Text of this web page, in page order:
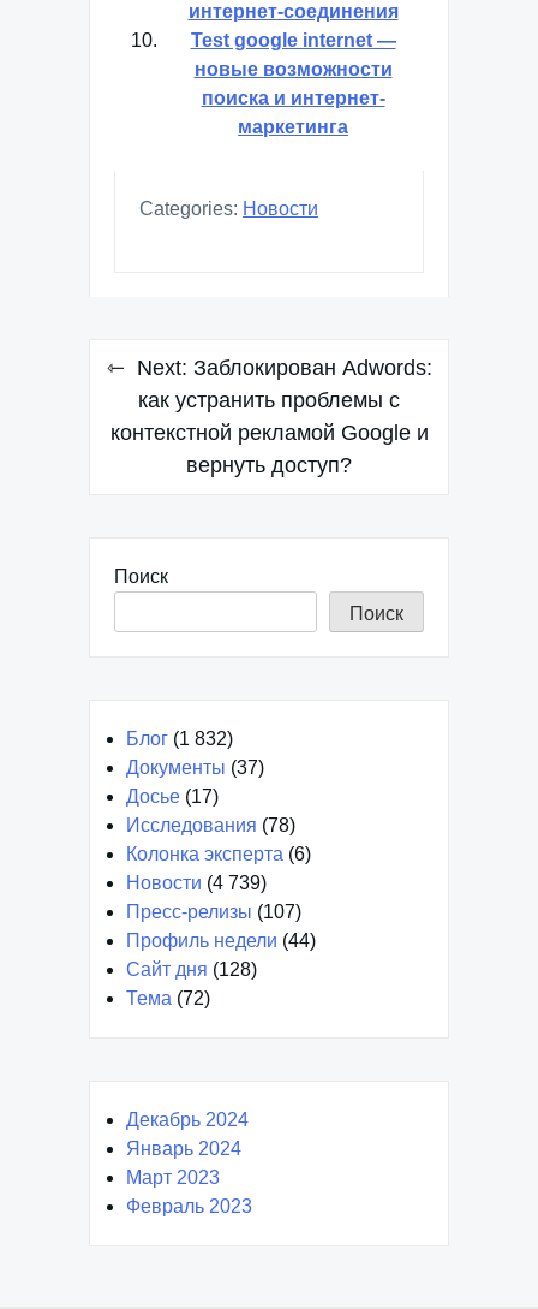
интернет-соединения
Test google internet —
новые возможности
поиска и интернет-
маркетинга
Categories: Новости
Навигация
записям
Next: Заблокирован Adwords:
как устранить проблемы с
контекстной рекламой Google и
вернуть доступ?
Поиск
Поиск
Блог (1 832)
Документы (37)
Досье (17)
Исследования (78)
Колонка эксперта (6)
Новости (4 739)
Пресс-релизы (107)
Профиль недели (44)
Сайт дня (128)
Тема (72)
Декабрь 2024
Январь 2024
Март 2023
Февраль 2023